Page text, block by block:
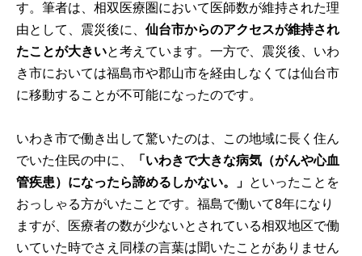
す。筆者は、相双医療圏において医師数が維持された理
由として、震災後に、仙台市からのアクセスが維持され
たことが大きいと考えています。一方で、震災後、いわ
き市においては福島市や郡山市を経由しなくては仙台市
に移動することが不可能になったのです。
いわき市で働き出して驚いたのは、この地域に長く住ん
でいた住民の中に、
「いわきで大きな病気（がんや心血
管疾患）になったら諦めるしかない。」 といったことを
おっしゃる方がいたことです。福島で働いて8年になり
ますが、医療者の数が少ないとされている相双地区で働
いていた時でさえ同様の言葉は聞いたことがありません